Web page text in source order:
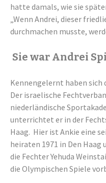
hatte damals, wie sie
„Wenn Andrei, dieser
durchmachen musste,
Sie war Andrei
Kennengelernt haben sich
Der israelische
niederländische
unterrichtet er in der
Haag. Hier ist Ankie eine
heiraten 1971 in Den Haag
die Fechter Yehuda
die Olympischen Spiele